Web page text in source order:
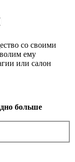
со своими
ему
или салон
больше